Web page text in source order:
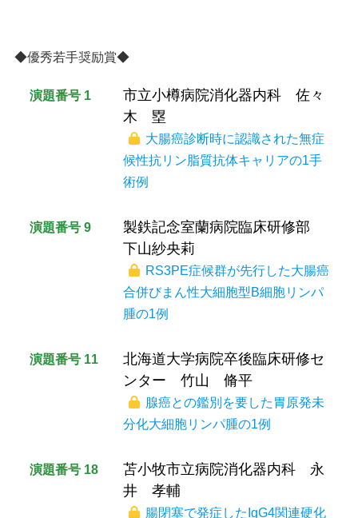
◆優秀若手奨励賞◆
演題番号 1
市立小樽病院消化器内科 佐々
木 塁
大腸癌診断時に認識された無症
候性抗リン脂質抗体キャリアの1手
術例
演題番号 9
製鉄記念室蘭病院臨床研修部
下山紗央莉
RS3PE症候群が先行した大腸癌
合併びまん性大細胞型B細胞リンパ
腫の1例
演題番号 11
北海道大学病院卒後臨床研修セ
ンター 竹山 脩平
腺癌との鑑別を要した胃原発未
分化大細胞リンパ腫の1例
演題番号 18
苫小牧市立病院消化器内科 永
井 孝輔
腸閉塞で発症したIgG4関連硬化